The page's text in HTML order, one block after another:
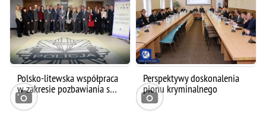
Polsko-litewska współpraca
w zakresie pozbawiania s…
Perspektywy doskonalenia
pionu kryminalnego